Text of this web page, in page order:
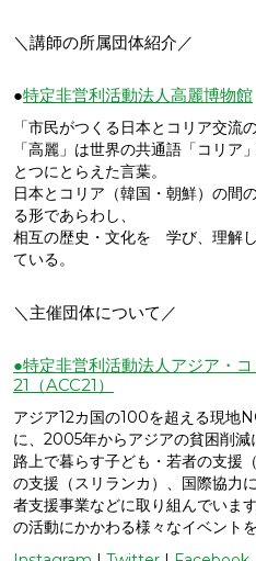
＼講師の所属団体紹介／
●特定非営利活動法人高麗博物館
「市民がつくる日本とコリア交流
「高麗」は世界の共通語「コリア
とつにとらえた言葉。
日本とコリア（韓国・朝鮮）の間
る形であらわし、
相互の歴史・文化を 学び、理解
ている。
＼主催団体について／
●特定非営利活動法人アジア・
21（ACC21）
アジア12カ国の100を超える現地
に、2005年からアジアの貧困削減
路上で暮らす子ども・若者の支援
の支援（スリランカ）、国際協力
者支援事業などに取り組んでいま
の活動にかかわる様々なイベント